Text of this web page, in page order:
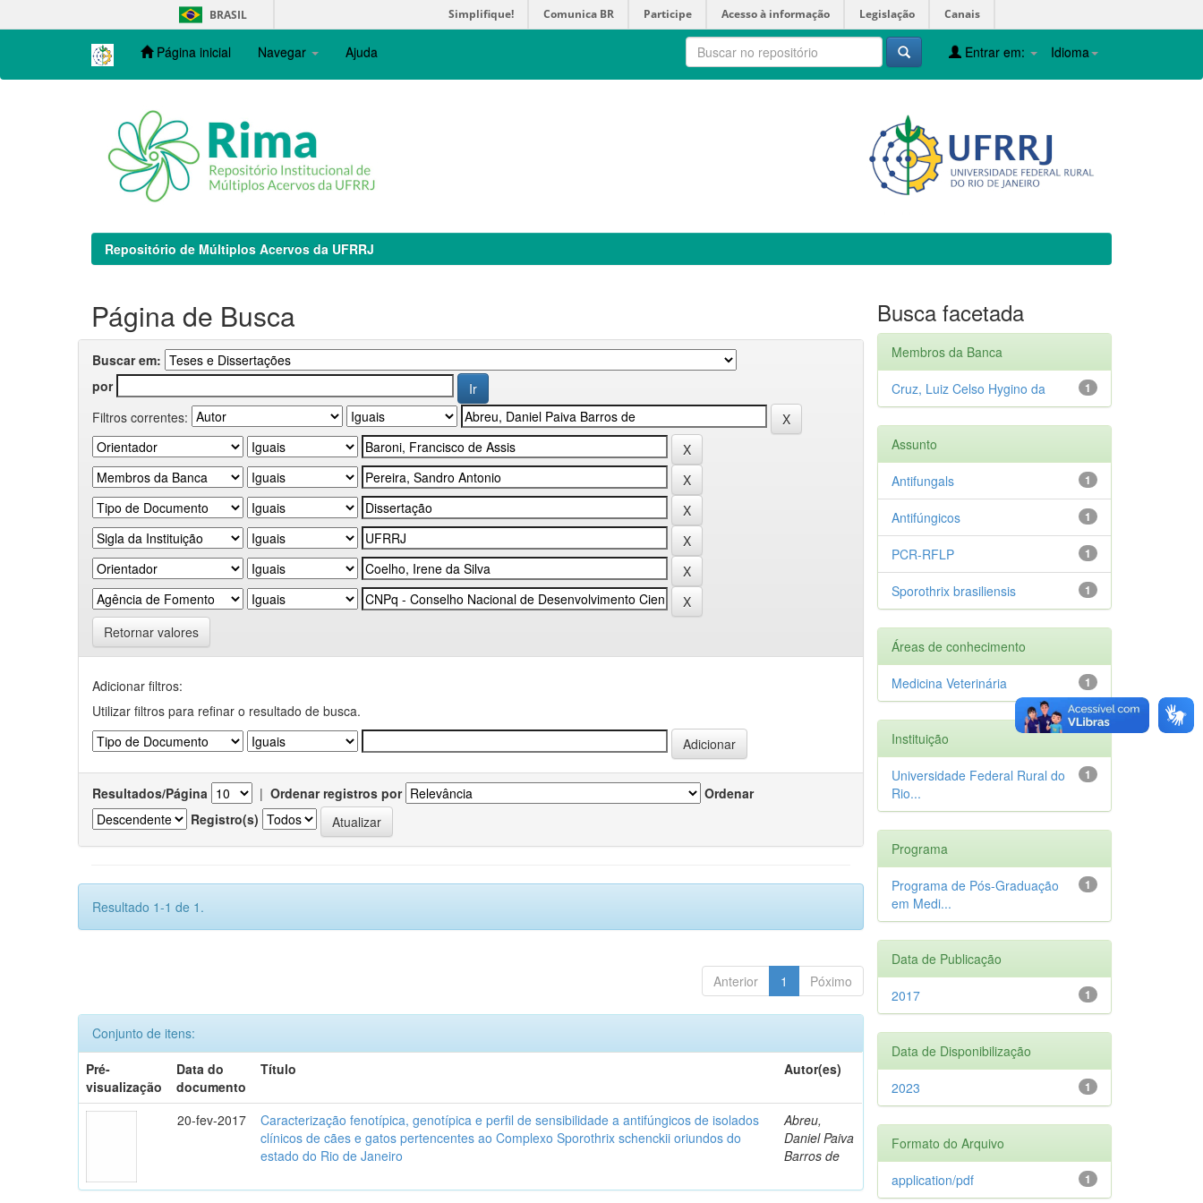
navigation
BRASIL Simplifique! Comunica BR Participe Acesso à informação Legislação Canais
Página inicial Navegar Ajuda Idioma
Entrar em:
Repositório de Múltiplos Acervos da UFRRJ
Página de Busca
Buscar em:
por
Filtros correntes:
Retornar valores
Adicionar filtros:
Utilizar filtros para refinar o resultado de busca.
Resultados/Página | Ordenar registros por
Ordenar
Registro(s)
Resultado 1-1 de 1.
Anterior 1 Póximo
Conjunto de itens:
Pré-
visualização
Data do
documento
Título Autor(es)
20-fev-2017
Caracterização fenotípica, genotípica e perfil de sensibilidade a antifúngicos de isolados
clínicos de cães e gatos pertencentes ao Complexo Sporothrix schenckii oriundos do
estado do Rio de Janeiro
Abreu,
Daniel Paiva
Barros de
Busca facetada
Membros da Banca
1
Cruz, Luiz Celso Hygino da
Assunto
1
Antifungals
1
Antifúngicos
1
PCR-RFLP
1
Sporothrix brasiliensis
Áreas de conhecimento
1
Medicina Veterinária
Instituição
1
Universidade Federal Rural do
Rio...
Programa
1
Programa de Pós-Graduação
em Medi...
Data de Publicação
1
2017
Data de Disponibilização
1
2023
Formato do Arquivo
1
application/pdf